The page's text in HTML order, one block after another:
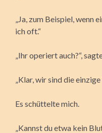
„Ja, zum Beispiel, wenn
ich oft.“
„Ihr operiert auch?“,
„Klar, wir sind die
Es schüttelte mich.
„Kannst du etwa kein